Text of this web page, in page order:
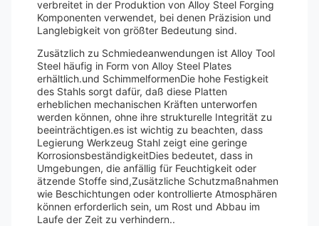
verbreitet in der Produktion von Alloy Steel Forging
Komponenten verwendet, bei denen Präzision und
Langlebigkeit von größter Bedeutung sind.
Zusätzlich zu Schmiedeanwendungen ist Alloy Tool
Steel häufig in Form von Alloy Steel Plates
erhältlich.und SchimmelformenDie hohe Festigkeit
des Stahls sorgt dafür, daß diese Platten
erheblichen mechanischen Kräften unterworfen
werden können, ohne ihre strukturelle Integrität zu
beeinträchtigen.es ist wichtig zu beachten, dass
Legierung Werkzeug Stahl zeigt eine geringe
KorrosionsbeständigkeitDies bedeutet, dass in
Umgebungen, die anfällig für Feuchtigkeit oder
ätzende Stoffe sind,Zusätzliche Schutzmaßnahmen
wie Beschichtungen oder kontrollierte Atmosphären
können erforderlich sein, um Rost und Abbau im
Laufe der Zeit zu verhindern..